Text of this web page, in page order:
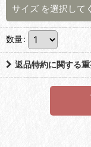
サイズ を選択して
数量:
返品特約に関する